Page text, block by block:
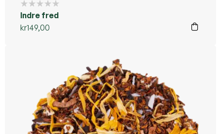
Indre fred
kr149,00